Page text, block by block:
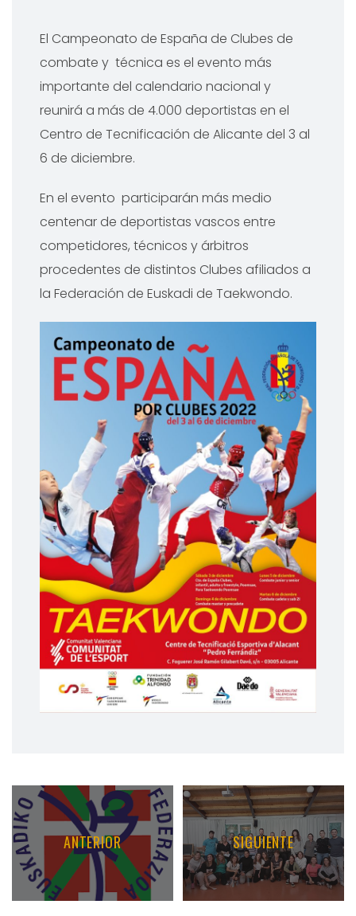
El Campeonato de España de Clubes de
combate y técnica es el evento más
importante del calendario nacional y
reunirá a más de 4.000 deportistas en el
Centro de Tecnificación de Alicante del 3 al
6 de diciembre.
En el evento participarán más medio
centenar de deportistas vascos entre
competidores, técnicos y árbitros
procedentes de distintos Clubes afiliados a
la Federación de Euskadi de Taekwondo.
ANTERIOR SIGUIENTE